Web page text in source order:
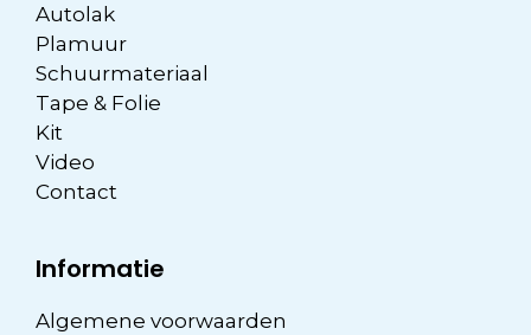
Autolak
Plamuur
Schuurmateriaal
Tape & Folie
Kit
Video
Contact
Informatie
Algemene voorwaarden